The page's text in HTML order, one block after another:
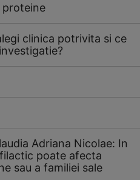
clinica potrivita si ce
Adriana Nicolae: In
poate afecta
sau a familiei sale